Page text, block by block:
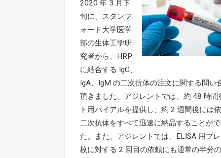
2020 年 3 月下
旬に、スタンフ
ォード大学医学
部の生体工学研
究者から、HRP
に結合する IgG、
IgA、IgM の二次抗体の注文に関する問い
頂きました。アジレントでは、約 48 時間
ト用バイアルを提供し、約 2 週間後には
二次抗体をすべて迅速に納品することが
た。また、アジレントでは、ELISA 用プ
枚に対する 2 回目の依頼にも通常の半分